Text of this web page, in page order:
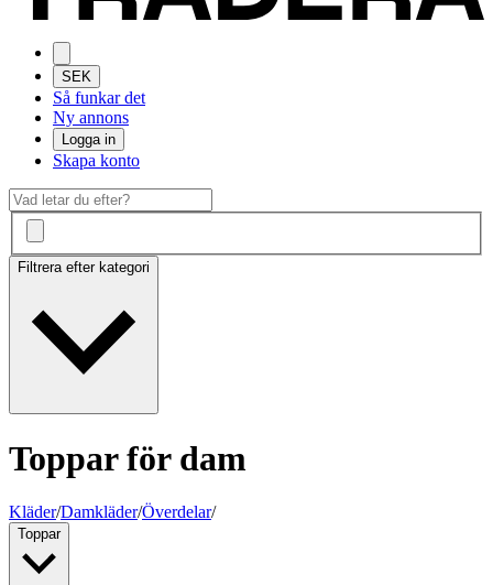
SEK
Så funkar det
Ny annons
Logga in
Skapa konto
Filtrera efter kategori
Toppar för dam
Kläder/Damkläder/Överdelar/
Toppar